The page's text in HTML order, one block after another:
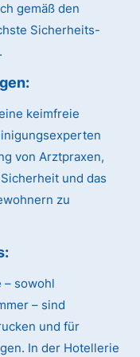
gemäß den
Sicherheits-
keimfreie
von Arztpraxen,
und das
zu
– sowohl
– sind
und für
In der Hotellerie